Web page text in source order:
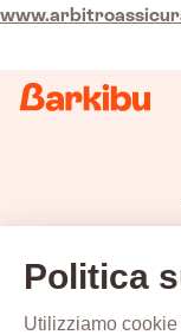
Politica
Utilizziamo